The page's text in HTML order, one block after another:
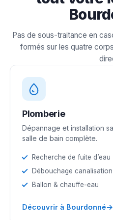
Pas de sous-traitance en
formés sur les quatre
Plomberie
Dépannage et installation
salle de bain complète.
Recherche de fuite d’eau
Débouchage canalisation
Ballon & chauffe-eau
Découvrir à Bourdonné→